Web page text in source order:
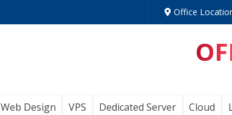
Office
Web Design VPS Dedicated Server Cloud